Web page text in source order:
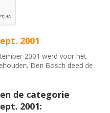
2001
2001 werd voor het
Den Bosch deed de
de categorie
2001: